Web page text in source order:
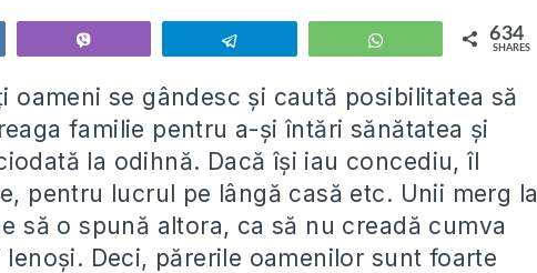
WhatsApp 634
SHARES
oameni se gândesc şi caută posibilitatea să
familie pentru a-şi întări sănătatea şi
la odihnă. Dacă îşi iau concediu, îl
pentru lucrul pe lângă casă etc. Unii merg la
să o spună altora, ca să nu creadă cumva
Deci, părerile oamenilor sunt foarte